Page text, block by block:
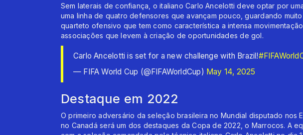
Sem laterais de confiança, o italiano Carlo Ancelotti deve optar por
uma linha de quatro defensores que avançam pouco, guardando
quarteto ofensivo que tem como característica a intensa
associações que levem à criação de oportunidades de gol.
Carlo Ancelotti is set for a new challenge with Brazil!
— FIFA World Cup (@FIFAWorldCup) May 14, 2025
Destaque em 2022
O primeiro adversário da seleção brasileira no Mundial disputado nos
no Canadá será um dos destaques da Copa de 2022, o Marrocos. A